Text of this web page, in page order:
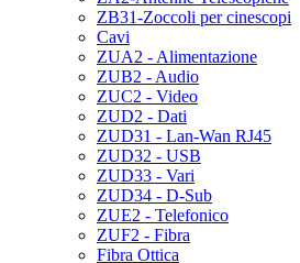
ZB31-Zoccoli per cinescopi
Cavi
ZUA2 - Alimentazione
ZUB2 - Audio
ZUC2 - Video
ZUD2 - Dati
ZUD31 - Lan-Wan RJ45
ZUD32 - USB
ZUD33 - Vari
ZUD34 - D-Sub
ZUE2 - Telefonico
ZUF2 - Fibra
Fibra Ottica